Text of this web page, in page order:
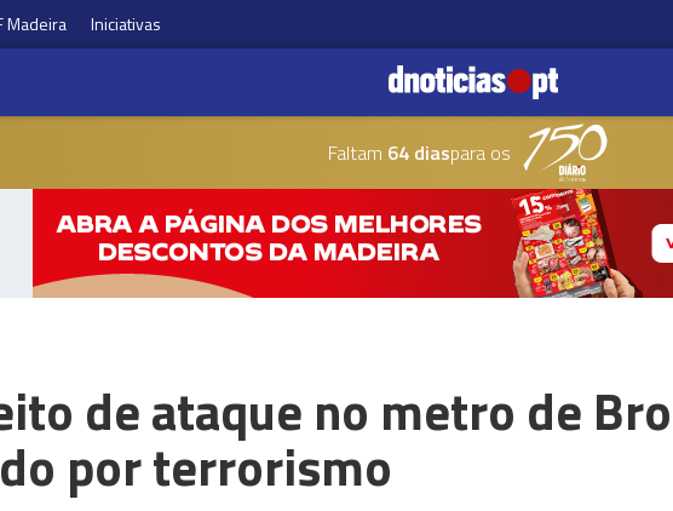
Madeira Iniciativas
Faltam 64 diaspara os
de ataque no metro de
por terrorismo